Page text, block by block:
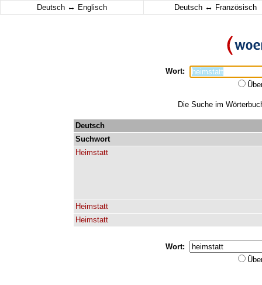
Deutsch ↔ Englisch Deutsch ↔ Französisch
Wort:
Die Suche im
Deutsch
Suchwort
Heimstatt
Heimstatt
Heimstatt
Wort: